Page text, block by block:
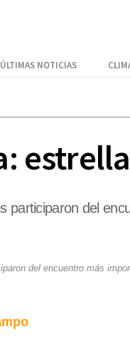
ÚLTIMAS NOTICIAS
participaron del
del encuentro más